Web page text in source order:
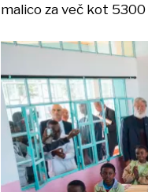
malico za več kot